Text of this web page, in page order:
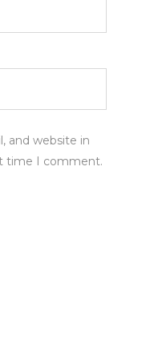
and website in
time I comment.